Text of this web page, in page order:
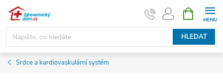
Přejít
obsah
HLEDAT
NÁKUPNÍ
KOŠÍK
Srdce a kardiovaskulární systém